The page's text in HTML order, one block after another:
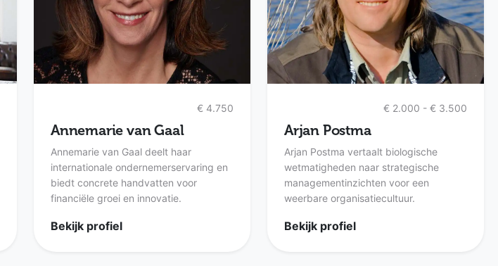
€ 4.750
Annemarie van Gaal
Annemarie van Gaal deelt haar
internationale ondernemerservaring en
biedt concrete handvatten voor
financiële groei en innovatie.
Bekijk profiel
€ 2.000 - € 3.500
Arjan Postma
Arjan Postma vertaalt biologische
wetmatigheden naar strategische
managementinzichten voor een
weerbare organisatiecultuur.
Bekijk profiel